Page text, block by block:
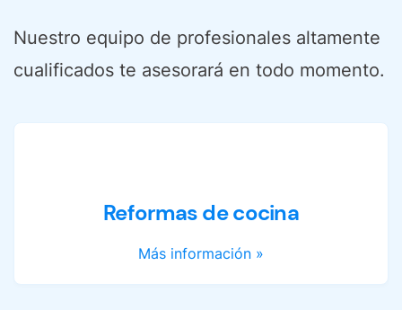
Nuestro equipo de profesionales altamente
cualificados te asesorará en todo momento.
Reformas de cocina
Más información »